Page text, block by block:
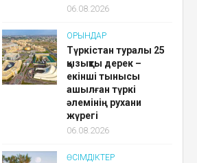
06.08.2026
ОРЫНДАР
Түркістан туралы 25
қызықты дерек –
екінші тынысы
ашылған түркі
әлемінің рухани
жүрегі
06.08.2026
ӨСІМДІКТЕР